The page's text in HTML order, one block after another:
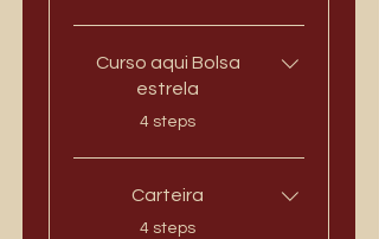
Curso aqui Bolsa
estrela
.
4 steps
Carteira
.
4 steps